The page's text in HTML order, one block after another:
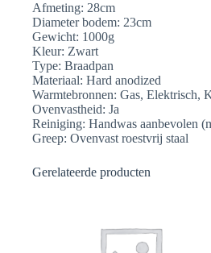
Afmeting: 28cm
Diameter bodem: 23cm
Gewicht: 1000g
Kleur: Zwart
Type: Braadpan
Materiaal: Hard anodized
Warmtebronnen: Gas, Elektrisch,
Ovenvastheid: Ja
Reiniging: Handwas aanbevolen
Greep: Ovenvast roestvrij staal
Gerelateerde producten